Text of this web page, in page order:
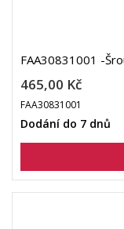
FAA30831001 -
465,00 Kč
FAA30831001
Dodání do 7 dnů